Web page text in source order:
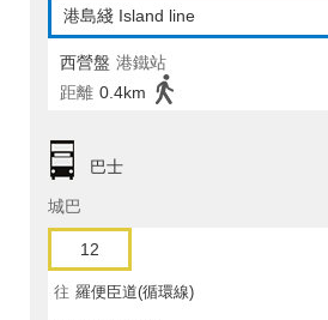
港島綫 Island line
西營盤 港鐵站
距離 0.4km
巴士
城巴
12
往 羅便臣道(循環線)